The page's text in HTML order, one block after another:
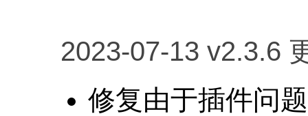
2023-07-13 v2.3.6
修复由于插件问